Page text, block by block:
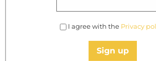
I agree with the Privacy
Sign up